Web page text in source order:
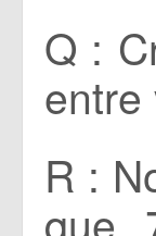
Q :
R :
que